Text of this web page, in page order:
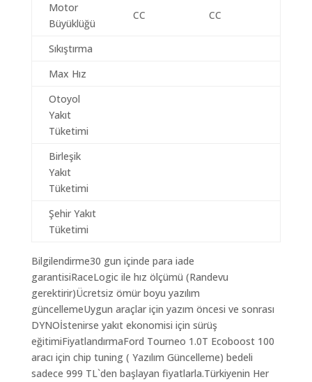
Motor
Büyüklüğü
CC CC
Sıkıştırma
Max Hız
Otoyol
Yakıt
Tüketimi
Birleşik
Yakıt
Tüketimi
Şehir Yakıt
Tüketimi
Bilgilendirme30 gun içinde para iade
garantisiRaceLogic ile hız ölçümü (Randevu
gerektirir)Ücretsiz ömür boyu yazılım
güncellemeUygun araçlar için yazım öncesi ve sonrası
DYNOİstenirse yakıt ekonomisi için sürüş
eğitimiFiyatlandırmaFord Tourneo 1.0T Ecoboost 100
aracı için chip tuning ( Yazılım Güncelleme) bedeli
sadece 999 TL`den başlayan fiyatlarla.Türkiyenin Her